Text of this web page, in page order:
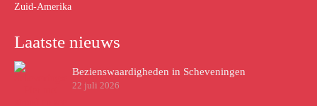
Zuid-Amerika
Laatste nieuws
Bezienswaardigheden in Scheveningen
22 juli 2026